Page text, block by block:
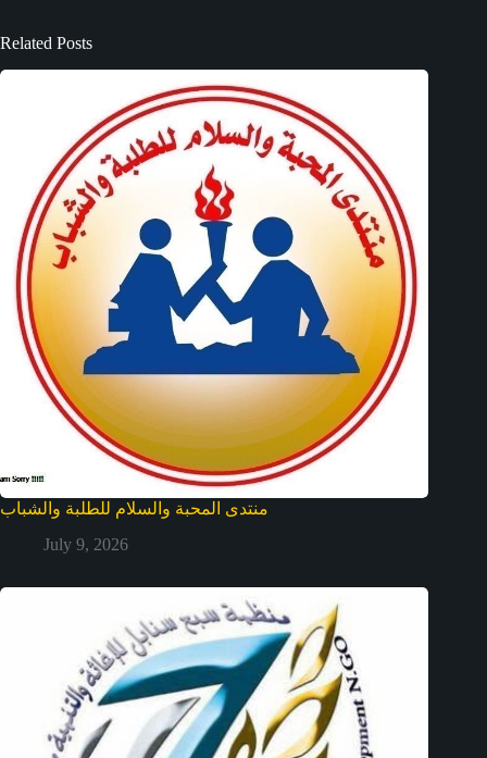
Related Posts
منتدى المحبة والسلام للطلبة والشباب
July 9, 2026